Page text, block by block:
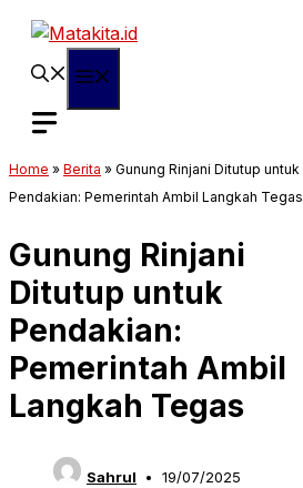
Langsung
Home » Berita » Gunung Rinjani Ditutup untuk
Pendakian: Pemerintah Ambil Langkah Tegas
Gunung Rinjani
Ditutup untuk
Pendakian:
Pemerintah Ambil
Langkah Tegas
Sahrul 19/07/2025